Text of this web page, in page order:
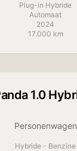
Plug-in Hybride
Automaat
2024
17.000 km
1.0
Personenwagen
Hybride - Benzine